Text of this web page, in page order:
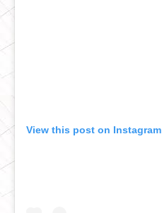
View this post on Instagram